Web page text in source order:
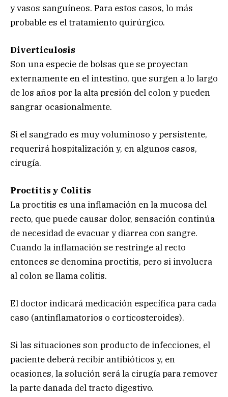
y vasos sanguíneos. Para estos casos, lo más
probable es el tratamiento quirúrgico.
Diverticulosis
Son una especie de bolsas que se proyectan
externamente en el intestino, que surgen a lo largo
de los años por la alta presión del colon y pueden
sangrar ocasionalmente.
Si el sangrado es muy voluminoso y persistente,
requerirá hospitalización y, en algunos casos,
cirugía.
Proctitis y Colitis
La proctitis es una inflamación en la mucosa del
recto, que puede causar dolor, sensación continúa
de necesidad de evacuar y diarrea con sangre.
Cuando la inflamación se restringe al recto
entonces se denomina proctitis, pero si involucra
al colon se llama colitis.
El doctor indicará medicación específica para cada
caso (antinflamatorios o corticosteroides).
Si las situaciones son producto de infecciones, el
paciente deberá recibir antibióticos y, en
ocasiones, la solución será la cirugía para remover
la parte dañada del tracto digestivo.